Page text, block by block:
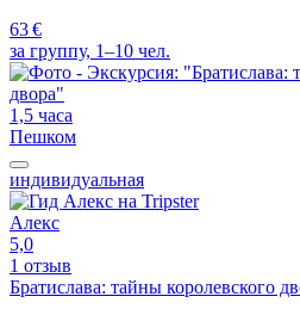
63 €
за группу, 1–10 чел.
1,5 часа
Пешком
индивидуальная
Алекс
5,0
1 отзыв
Братислава: тайны королевского